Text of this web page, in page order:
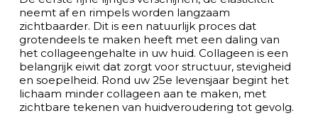
neemt af en rimpels worden langzaam
zichtbaarder. Dit is een natuurlijk proces dat
grotendeels te maken heeft met een daling van
het collageengehalte in uw huid. Collageen is een
belangrijk eiwit dat zorgt voor structuur, stevigheid
en soepelheid. Rond uw 25e levensjaar begint het
lichaam minder collageen aan te maken, met
zichtbare tekenen van huidveroudering tot gevolg.